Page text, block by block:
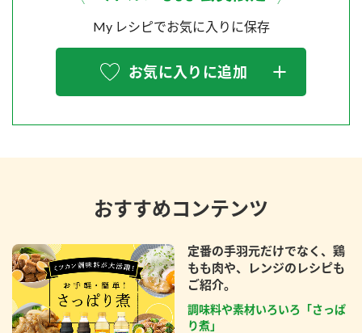
My レシピでお気に入りに保存
お気に入りに追加
おすすめコンテンツ
定番の手羽元だけでなく、鶏
もも肉や、レンジのレシピも
ご紹介。
調味料や素材いろいろ「さっぱ
り煮」